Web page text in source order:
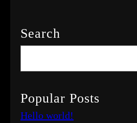
Search
c
h
Popular Posts
Hello world!